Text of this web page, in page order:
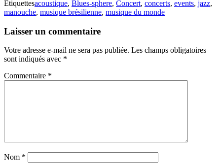
Étiquettesacoustique, Blues-sphere, Concert, concerts, events, jazz,
manouche, musique brésilienne, musique du monde
Laisser un commentaire
Votre adresse e-mail ne sera pas publiée. Les champs obligatoires
sont indiqués avec *
Commentaire *
Nom *